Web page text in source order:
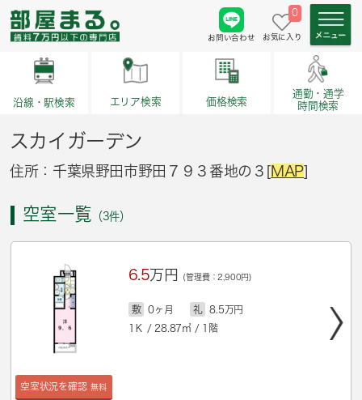
お問い合わせ
0
お気に入り
沿線・駅検索 エリア検索 価格検索
通勤・通学
時間検索
スカイガーデン
住所：千葉県野田市野田７９３番地の３[MAP]
空室一覧 （3件）
空室状況を確認 無料
6.5万円 (管理費：2,900円)
敷 0ヶ月 礼
8.5万円
1Ｋ / 28.87㎡ / 1階